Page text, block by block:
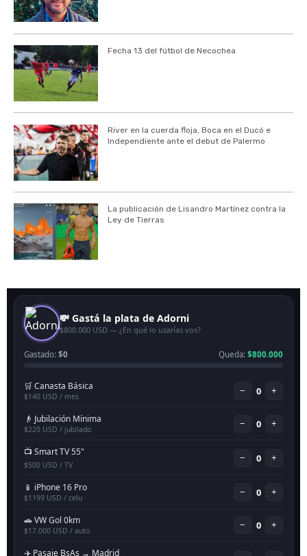
Fecha 13 del fútbol de Necochea
River en la cuerda floja, Boca en el Ducó e
Independiente ante el debut de Palermo
La publicación de Lisandro Martínez contra la
Ley de Tierras